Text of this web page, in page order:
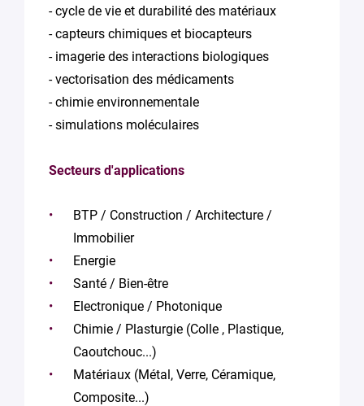
- cycle de vie et durabilité des matériaux
- capteurs chimiques et biocapteurs
- imagerie des interactions biologiques
- vectorisation des médicaments
- chimie environnementale
- simulations moléculaires
Secteurs d'applications
BTP / Construction / Architecture /
Immobilier
Energie
Santé / Bien-être
Electronique / Photonique
Chimie / Plasturgie (Colle , Plastique,
Caoutchouc...)
Matériaux (Métal, Verre, Céramique,
Composite...)